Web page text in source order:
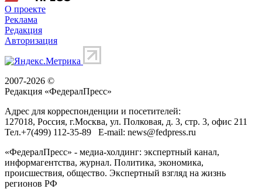
О проекте
Реклама
Редакция
Авторизация
2007-2026 ©
Редакция «ФедералПресс»
Адрес для корреспонденции и посетителей:
127018, Россия, г.Москва, ул. Полковая, д. 3, стр. 3, офис 211
Тел.+7(499) 112-35-89 E-mail: news@fedpress.ru
«ФедералПресс» - медиа-холдинг: экспертный канал,
информагентства, журнал. Политика, экономика,
происшествия, общество. Экспертный взгляд на жизнь
регионов РФ